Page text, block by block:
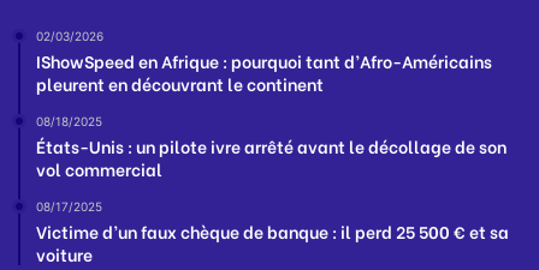
02/03/2026
IShowSpeed en Afrique : pourquoi tant d’Afro-Américains
pleurent en découvrant le continent
08/18/2025
États-Unis : un pilote ivre arrêté avant le décollage de son
vol commercial
08/17/2025
Victime d’un faux chèque de banque : il perd 25 500 € et sa
voiture